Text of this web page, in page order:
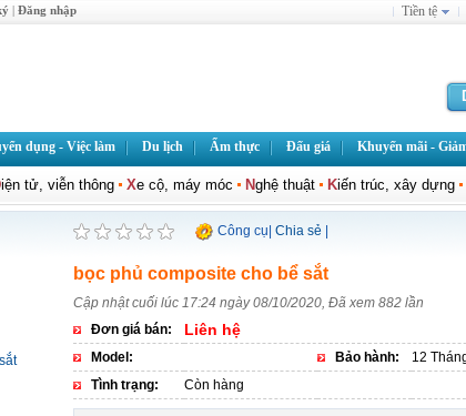
| Đăng nhập Tiền tệ
dụng - Việc làm Du lịch Ẩm thực Đấu giá Khuyến mãi -
iện tử, viễn thông Xe cộ, máy móc Nghệ thuật Kiến trúc, xây dựng
Chia sẻ
Công cụ
bọc phủ composite cho bể sắt
Cập nhật cuối lúc 17:24 ngày 08/10/2020, Đã xem 882 lần
Đơn giá bán:
Liên hệ
Model: Bảo hành:
12
Tình trạng:
Còn hàng